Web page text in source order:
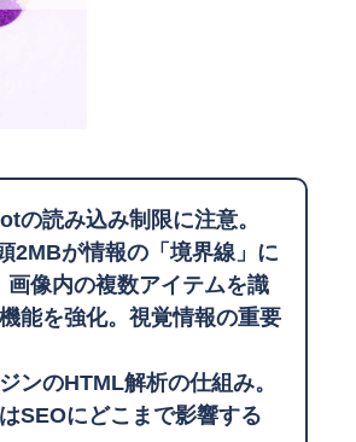
読み込み制限に注意。
2MBが情報の「境界線」に
像内の複数アイテムを識
能を強化。視覚情報の重要
ンのHTML解析の仕組み。
SEOにどこまで影響する